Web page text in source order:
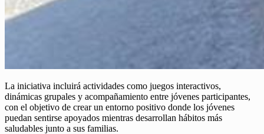
La iniciativa incluirá actividades como juegos interactivos,
dinámicas grupales y acompañamiento entre jóvenes participantes,
con el objetivo de crear un entorno positivo donde los jóvenes
puedan sentirse apoyados mientras desarrollan hábitos más
saludables junto a sus familias.